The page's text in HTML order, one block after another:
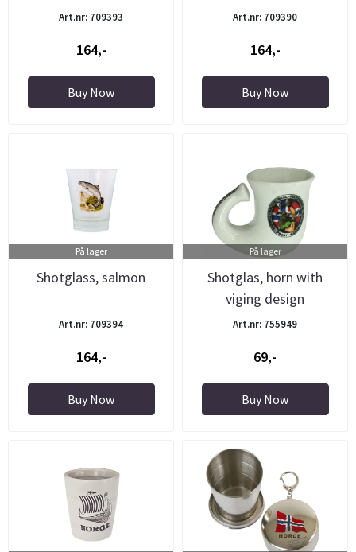
Art.nr: 709393
164,-
Buy Now
Art.nr: 709390
164,-
Buy Now
På lager
Shotglass, salmon
Art.nr: 709394
164,-
Buy Now
På lager
Shotglas, horn with
viging design
Art.nr: 755949
69,-
Buy Now